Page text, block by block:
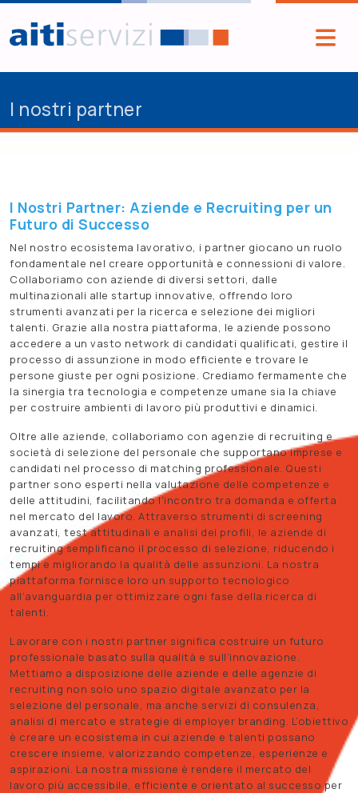
Salta al contenuto principale
I nostri partner
I Nostri Partner: Aziende e Recruiting per un
Futuro di Successo
Nel nostro ecosistema lavorativo, i partner giocano un ruolo
fondamentale nel creare opportunità e connessioni di valore.
Collaboriamo con aziende di diversi settori, dalle
multinazionali alle startup innovative, offrendo loro
strumenti avanzati per la ricerca e selezione dei migliori
talenti. Grazie alla nostra piattaforma, le aziende possono
accedere a un vasto network di candidati qualificati, gestire il
processo di assunzione in modo efficiente e trovare le
persone giuste per ogni posizione. Crediamo fermamente che
la sinergia tra tecnologia e competenze umane sia la chiave
per costruire ambienti di lavoro più produttivi e dinamici.
Oltre alle aziende, collaboriamo con agenzie di recruiting e
società di selezione del personale che supportano imprese e
candidati nel processo di matching professionale. Questi
partner sono esperti nella valutazione delle competenze e
delle attitudini, facilitando l'incontro tra domanda e offerta
nel mercato del lavoro. Attraverso strumenti di screening
avanzati, test attitudinali e analisi dei profili, le aziende di
recruiting semplificano il processo di selezione, riducendo i
tempi e migliorando la qualità delle assunzioni. La nostra
piattaforma fornisce loro un supporto tecnologico
all’avanguardia per ottimizzare ogni fase della ricerca di
talenti.
Lavorare con i nostri partner significa costruire un futuro
professionale basato sulla qualità e sull’innovazione.
Mettiamo a disposizione delle aziende e delle agenzie di
recruiting non solo uno spazio digitale avanzato per la
selezione del personale, ma anche servizi di consulenza,
analisi di mercato e strategie di employer branding. L’obiettivo
è creare un ecosistema in cui aziende e talenti possano
crescere insieme, valorizzando competenze, esperienze e
aspirazioni. La nostra missione è rendere il mercato del
lavoro più accessibile, efficiente e orientato al successo per